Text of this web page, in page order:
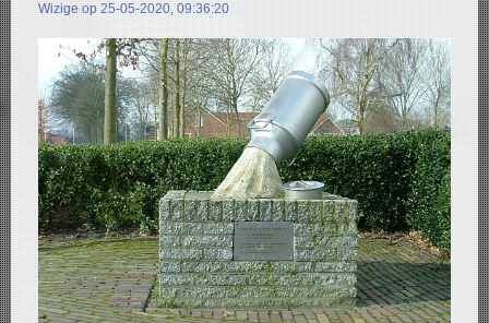
Wizige op 25-05-2020, 09:36:20